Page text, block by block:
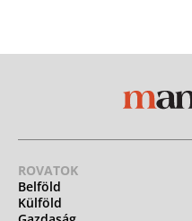
ROVATOK
Belföld
Külföld